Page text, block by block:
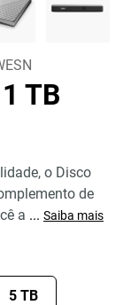
TB
o Disco
de
a ... Saiba mais
5 TB